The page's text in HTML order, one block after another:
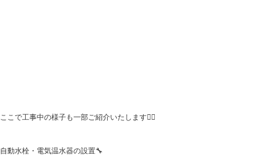
ここで工事中の様子も一部ご紹介いたします👷‍♂️
自動水栓・電気温水器の設置🔧